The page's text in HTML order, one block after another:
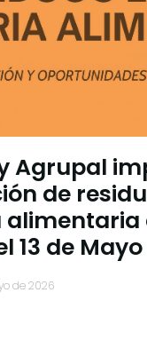
y Agrupal
de
13 de Mayo
de 2026